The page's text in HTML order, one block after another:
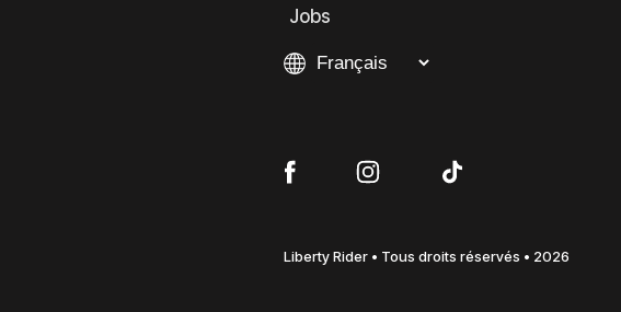
Jobs
Liberty Rider • Tous droits réservés • 2026